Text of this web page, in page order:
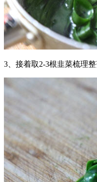
3、接着取2-3根韭菜梳理